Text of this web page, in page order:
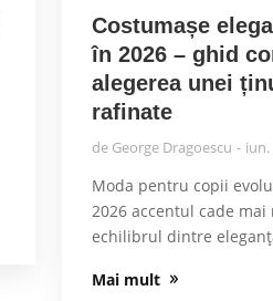
Costumașe
în 2026 – ghid
alegerea unei
rafinate
de George Dragoescu iun.
Moda pentru copii
2026 accentul cade
echilibrul dintre
Mai mult